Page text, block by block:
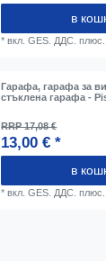
в
*вкл. GES. ДДС. плюс.
Гарафа, гарафа за
стъклена гарафа -
RRP 17,08 €
13,00 € *
в
*вкл. GES. ДДС. плюс.